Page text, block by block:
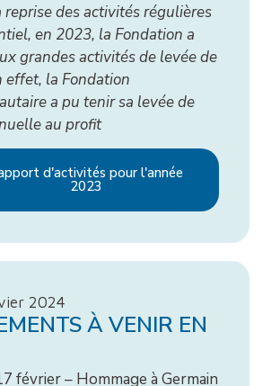
reprise des activités régulières
en 2023, la Fondation a
grandes activités de levée de
effet, la Fondation
a pu tenir sa levée de
au profit
d'activités pour l'année
2023
2024
À VENIR EN
février – Hommage à Germain